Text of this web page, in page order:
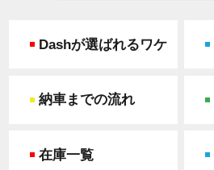
Dashが選ばれるワケ
納車までの流れ
在庫一覧